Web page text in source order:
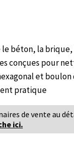
béton, la
conçues pour
et boulon
pratique
de vente au
ici.